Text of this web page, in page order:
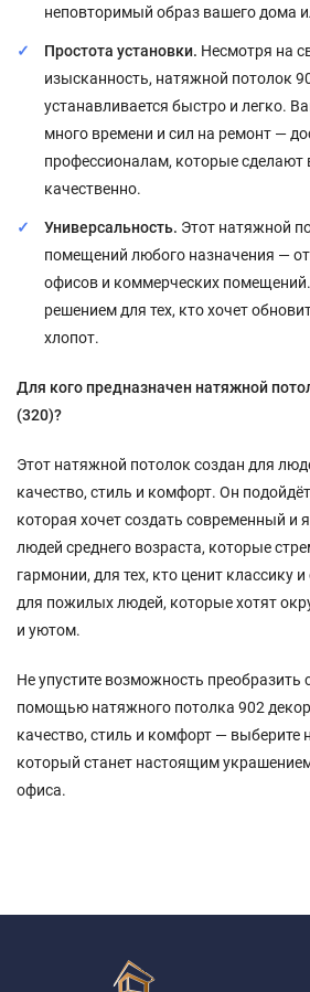
неповторимый образ вашего дома
Простота установки. Несмотря на
изысканность, натяжной потолок
устанавливается быстро и легко.
много времени и сил на ремонт —
профессионалам, которые сделают
качественно.
Универсальность. Этот натяжной
помещений любого назначения —
офисов и коммерческих
решением для тех, кто хочет
хлопот.
Для кого предназначен натяжной
(320)?
Этот натяжной потолок создан для
качество, стиль и комфорт. Он
которая хочет создать современный и
людей среднего возраста, которые
гармонии, для тех, кто ценит классику
для пожилых людей, которые хотят
и уютом.
Не упустите возможность преобразить
помощью натяжного потолка 902
качество, стиль и комфорт — выберите
который станет настоящим
офиса.